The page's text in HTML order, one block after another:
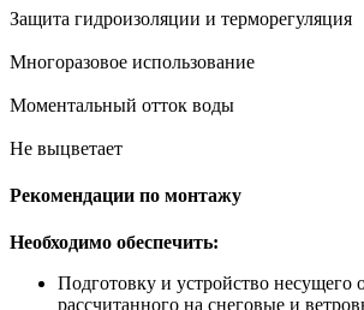
Защита гидроизоляции и терморегуляция
Многоразовое использование
Моментальный отток воды
Не выцветает
Рекомендации по монтажу
Необходимо обеспечить:
Подготовку и устройство несущего
рассчитанного на снеговые и